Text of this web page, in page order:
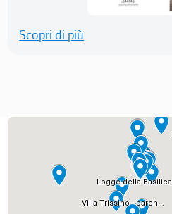
Scopri di più